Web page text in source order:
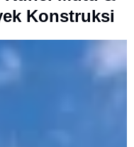
Konstruksi